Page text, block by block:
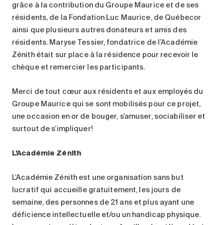
grâce à la contribution du Groupe Maurice et de ses
résidents, de la Fondation Luc Maurice, de Québecor
ainsi que plusieurs autres donateurs et amis des
résidents. Maryse Tessier, fondatrice de l’Académie
Zénith était sur place à la résidence pour recevoir le
chèque et remercier les participants.
Merci de tout cœur aux résidents et aux employés du
Groupe Maurice qui se sont mobilisés pour ce projet,
une occasion en or de bouger, s’amuser, sociabiliser et
surtout de s’impliquer!
L’Académie Zénith
L’Académie Zénith est une organisation sans but
lucratif qui accueille gratuitement, les jours de
semaine, des personnes de 21 ans et plus ayant une
déficience intellectuelle et/ou un handicap physique.